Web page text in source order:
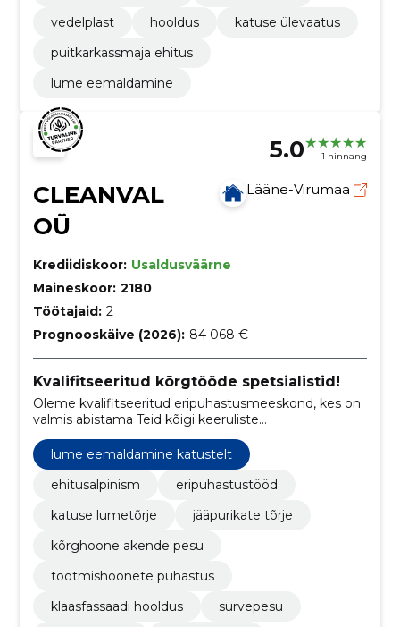
vedelplast
hooldus
katuse ülevaatus
puitkarkassmaja ehitus
lume eemaldamine
5.0 1 hinnang
CLEANVAL
OÜ
Lääne-Virumaa
Krediidiskoor: Usaldusväärne
Maineskoor: 2180
Töötajaid: 2
Prognooskäive (2026): 84 068 €
Kvalifitseeritud kõrgtööde spetsialistid!
Oleme kvalifitseeritud eripuhastusmeeskond, kes on
valmis abistama Teid kõigi keeruliste
lume eemaldamine katustelt
ehitusalpinism
eripuhastustööd
katuse lumetõrje
jääpurikate tõrje
kõrghoone akende pesu
tootmishoonete puhastus
klaasfassaadi hooldus
survepesu